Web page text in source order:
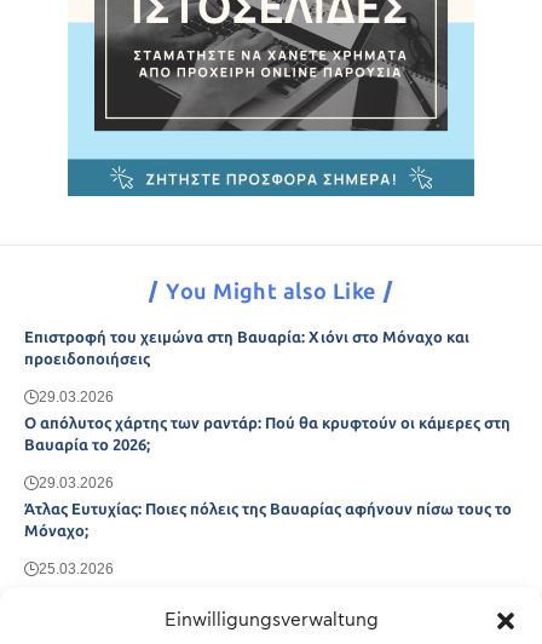
Einwilligungsverwaltung
You Might also Like
Επιστροφή του χειμώνα στη Βαυαρία: Χιόνι στο Μόναχο και
προειδοποιήσεις
29.03.2026
Ο απόλυτος χάρτης των ραντάρ: Πού θα κρυφτούν οι κάμερες στη
Βαυαρία το 2026;
29.03.2026
Άτλας Ευτυχίας: Ποιες πόλεις της Βαυαρίας αφήνουν πίσω τους το
Μόναχο;
25.03.2026